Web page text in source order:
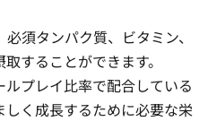
須タンパク質、ビタミン、
することができます。
プレイ比率で配合している
く成長するために必要な栄